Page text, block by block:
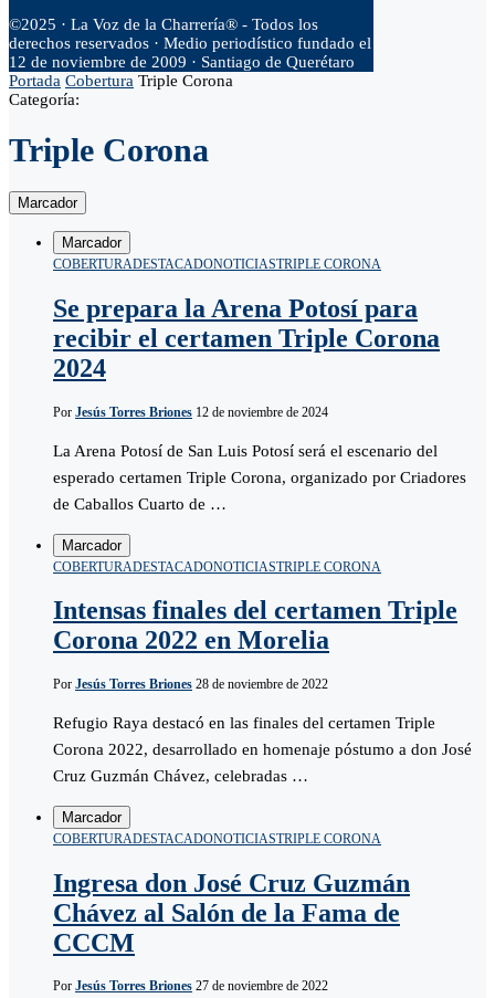
©2025 · La Voz de la Charrería® - Todos los
derechos reservados · Medio periodístico fundado el
12 de noviembre de 2009 · Santiago de Querétaro
Portada Cobertura Triple Corona
Categoría:
Triple Corona
Marcador
Marcador
COBERTURADESTACADONOTICIASTRIPLE CORONA
Se prepara la Arena Potosí para
recibir el certamen Triple Corona
2024
Por Jesús Torres Briones 12 de noviembre de 2024
La Arena Potosí de San Luis Potosí será el escenario del
esperado certamen Triple Corona, organizado por Criadores
de Caballos Cuarto de …
Marcador
COBERTURADESTACADONOTICIASTRIPLE CORONA
Intensas finales del certamen Triple
Corona 2022 en Morelia
Por Jesús Torres Briones 28 de noviembre de 2022
Refugio Raya destacó en las finales del certamen Triple
Corona 2022, desarrollado en homenaje póstumo a don José
Cruz Guzmán Chávez, celebradas …
Marcador
COBERTURADESTACADONOTICIASTRIPLE CORONA
Ingresa don José Cruz Guzmán
Chávez al Salón de la Fama de
CCCM
Por Jesús Torres Briones 27 de noviembre de 2022